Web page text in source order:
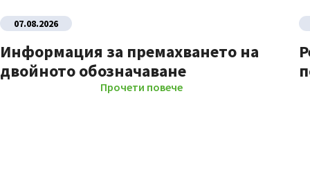
07.08.2026
Информация за премахването на
двойното обозначаване
Прочети повече